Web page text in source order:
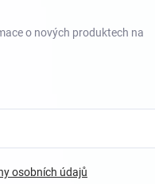
o nových produktech na
osobních údajů